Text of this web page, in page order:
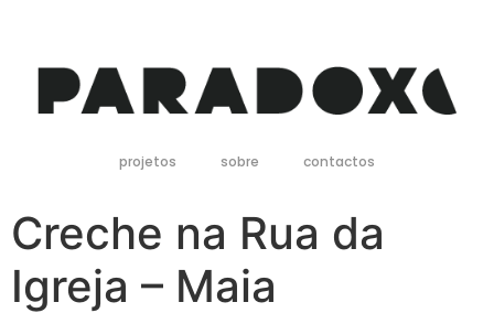
projetos sobre contactos
Creche na Rua da
Igreja – Maia